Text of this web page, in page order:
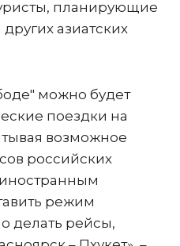
планирующие
азиатских
можно будет
поездки на
возможное
российских
режим
делать рейсы,